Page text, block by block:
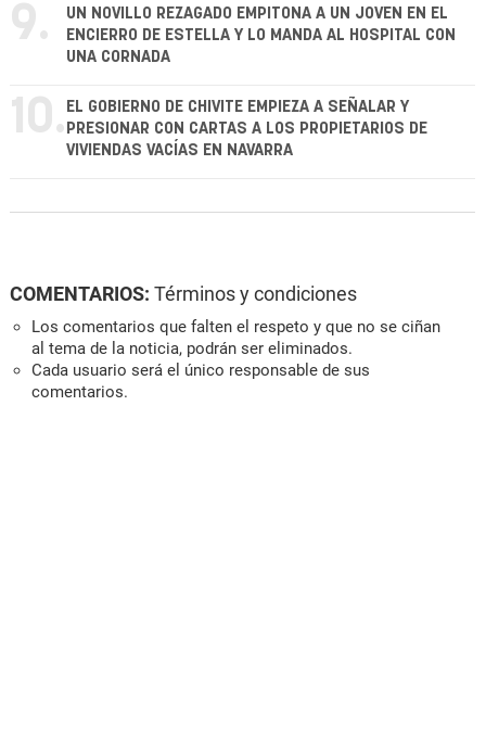
9.
UN NOVILLO REZAGADO EMPITONA A UN JOVEN EN EL
ENCIERRO DE ESTELLA Y LO MANDA AL HOSPITAL CON
UNA CORNADA
10. EL GOBIERNO DE CHIVITE EMPIEZA A SEÑALAR Y
PRESIONAR CON CARTAS A LOS PROPIETARIOS DE
VIVIENDAS VACÍAS EN NAVARRA
COMENTARIOS: Términos y condiciones
Los comentarios que falten el respeto y que no se ciñan
al tema de la noticia, podrán ser eliminados.
Cada usuario será el único responsable de sus
comentarios.